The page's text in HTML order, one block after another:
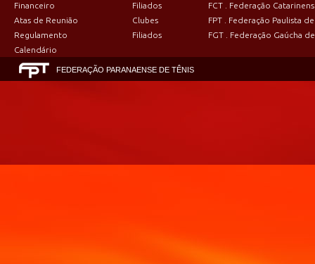
Financeiro
Atas de Reunião
Regulamento
Calendário
Filiados
Clubes
Filiados
FCT . Federação
FPT . Federação Paulista
FGT . Federação Gaúcha
FEDERAÇÃO PARANAENSE DE TÊNIS